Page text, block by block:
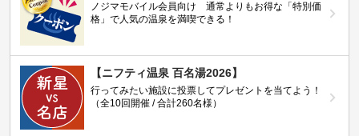
ノジマモバイル会員向け 通常よりもお得な「特別価
格」で人気の温泉を満喫できる！
【ニフティ温泉 百名湯2026】
行ってみたい施設に投票してプレゼントを当てよう！
（全10回開催 / 合計260名様）